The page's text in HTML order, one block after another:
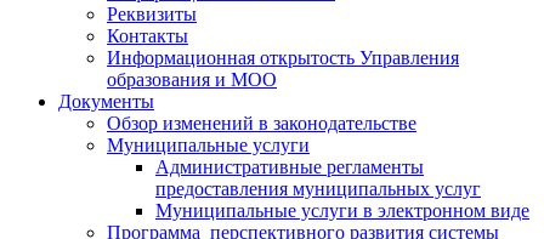
Реквизиты
Контакты
Информационная открытость Управления
образования и МОО
Документы
Обзор изменений в законодательстве
Муниципальные услуги
Административные регламенты
предоставления муниципальных услуг
Муниципальные услуги в электронном виде
Программа перспективного развития системы